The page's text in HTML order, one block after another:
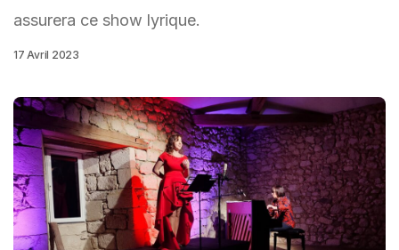
assurera ce show lyrique.
17 Avril 2023